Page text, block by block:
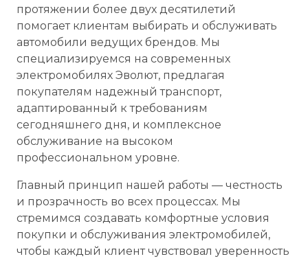
протяжении более двух десятилетий
помогает клиентам выбирать и обслуживать
автомобили ведущих брендов. Мы
специализируемся на современных
электромобилях Эволют, предлагая
покупателям надежный транспорт,
адаптированный к требованиям
сегодняшнего дня, и комплексное
обслуживание на высоком
профессиональном уровне.
Главный принцип нашей работы — честность
и прозрачность во всех процессах. Мы
стремимся создавать комфортные условия
покупки и обслуживания электромобилей,
чтобы каждый клиент чувствовал уверенность